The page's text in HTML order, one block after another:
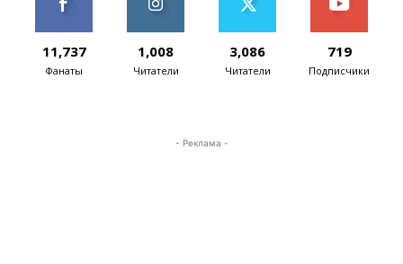
11,737
Фанаты
1,008
Читатели
3,086
Читатели
719
Подписчики
- Реклама -